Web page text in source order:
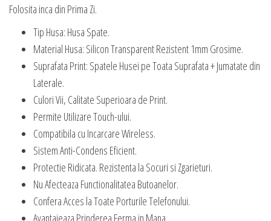
Folosita inca din Prima Zi.
Tip Husa: Husa Spate.
Material Husa: Silicon Transparent Rezistent 1mm Grosime.
Suprafata Print: Spatele Husei pe Toata Suprafata + Jumatate din
Laterale.
Culori Vii, Calitate Superioara de Print.
Permite Utilizare Touch-ului.
Compatibila cu Incarcare Wireless.
Sistem Anti-Condens Eficient.
Protectie Ridicata. Rezistenta la Socuri si Zgarieturi.
Nu Afecteaza Functionalitatea Butoanelor.
Confera Acces la Toate Porturile Telefonului.
Avantajeaza Prinderea Ferma in Mana.